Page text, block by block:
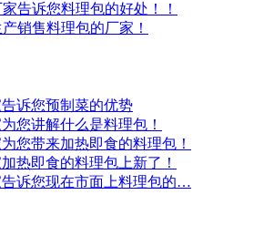
告诉您料理包的好处！！
销售料理包的厂家！
诉您预制菜的优势
您讲解什么是料理包！
您带来加热即食的料理包！
热即食的料理包上新了！
诉您现在市面上料理包的…